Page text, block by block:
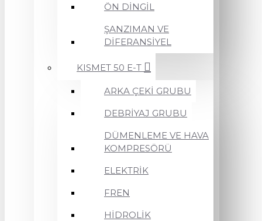
ÖN DİNGİL
ŞANZIMAN VE
DİFERANSİYEL
KISMET 50 E-T
ARKA ÇEKİ GRUBU
DEBRİYAJ GRUBU
DÜMENLEME VE HAVA
KOMPRESÖRÜ
ELEKTRİK
FREN
HİDROLİK